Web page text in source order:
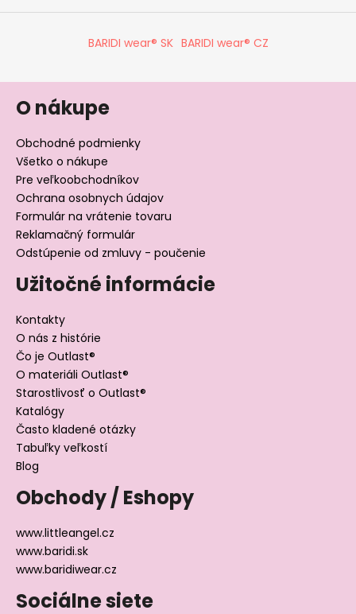
BARIDI wear® SK BARIDI wear® CZ
O nákupe
Obchodné podmienky
Všetko o nákupe
Pre veľkoobchodníkov
Ochrana osobnych údajov
Formulár na vrátenie tovaru
Reklamačný formulár
Odstúpenie od zmluvy - poučenie
Užitočné informácie
Kontakty
O nás z histórie
Čo je Outlast®
O materiáli Outlast®
Starostlivosť o Outlast®
Katalógy
Často kladené otázky
Tabuľky veľkostí
Blog
Obchody / Eshopy
www.littleangel.cz
www.baridi.sk
www.baridiwear.cz
Sociálne siete